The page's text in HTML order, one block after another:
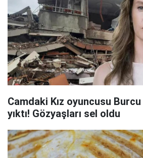
Camdaki Kız oyuncusu
yıktı! Gözyaşları sel oldu